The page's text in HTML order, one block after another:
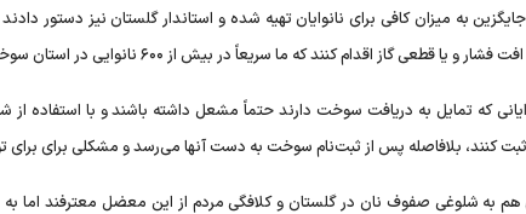
به میزان کافی برای نانوایان تهیه شده و استاندار گلستان نیز دستور
و یا قطعی گاز اقدام کنند که ما سریعاً در بیش از ۶۰۰ نانوایی در استان سوخت توزیع کردیم.
که تمایل به دریافت سوخت دارند حتماً مشعل داشته باشند و با
کنند، بلافاصله پس از ثبت‌نام سوخت به دست آنها می‌رسد و مشکلی برای برای
به شلوغی صفوف نان در گلستان و کلافگی مردم از این معضل معترفند اما به